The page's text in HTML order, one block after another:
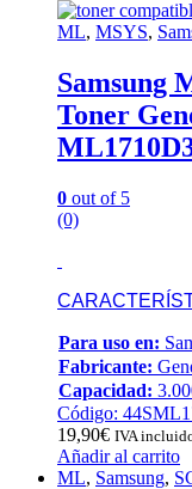
ML, MSYS,
Samsung
Toner
0 out of 5
(0)
Para uso en:
Fabricante:
Capacidad:
Código:
19,90€ IVA
Añadir al carrito
ML, Samsung,